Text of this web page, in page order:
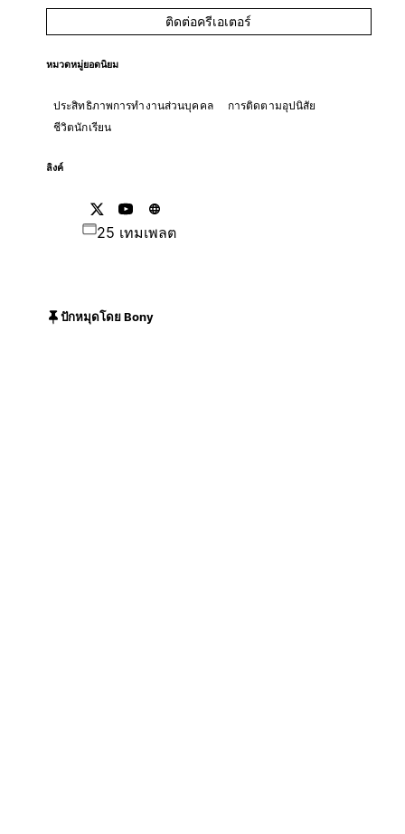
ติดต่อครีเอเตอร์
หมวดหมู่ยอดนิยม
ประสิทธิภาพการทำงานส่วนบุคคล
การติดตามอุปนิสัย
ชีวิตนักเรียน
ลิงค์
25 เทมเพลต
ปักหมุดโดย Bony